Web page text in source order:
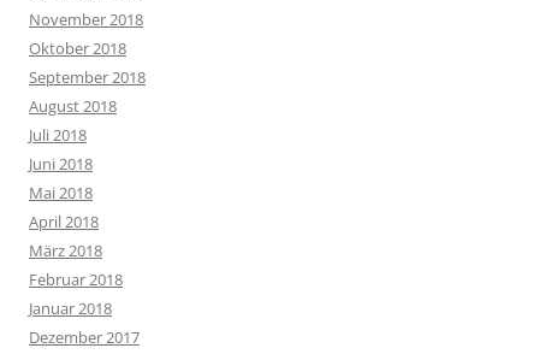
November 2018
Oktober 2018
September 2018
August 2018
Juli 2018
Juni 2018
Mai 2018
April 2018
März 2018
Februar 2018
Januar 2018
Dezember 2017